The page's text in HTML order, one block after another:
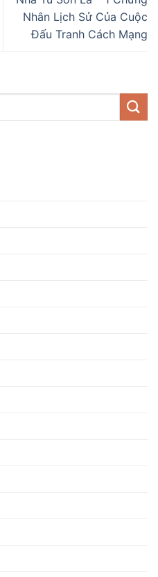
Nhân Lịch Sử Của Cuộc
Đấu Tranh Cách Mạng